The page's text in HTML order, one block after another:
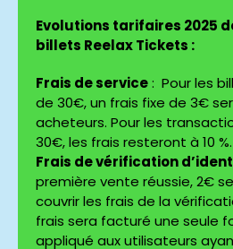
Evolutions tarifaires 2025
billets Reelax Tickets :
Frais de service: Pour les
de 30€, un frais fixe de 3€
acheteurs. Pour les
30€, les frais resteront à 10 %.
Frais de vérification
première vente réussie, 2€
couvrir les frais de la
frais sera facturé une seule
appliqué aux utilisateurs